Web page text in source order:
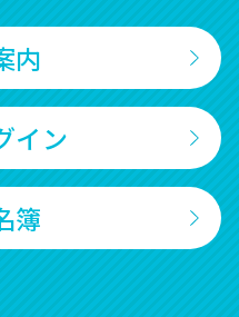
内
イン
簿